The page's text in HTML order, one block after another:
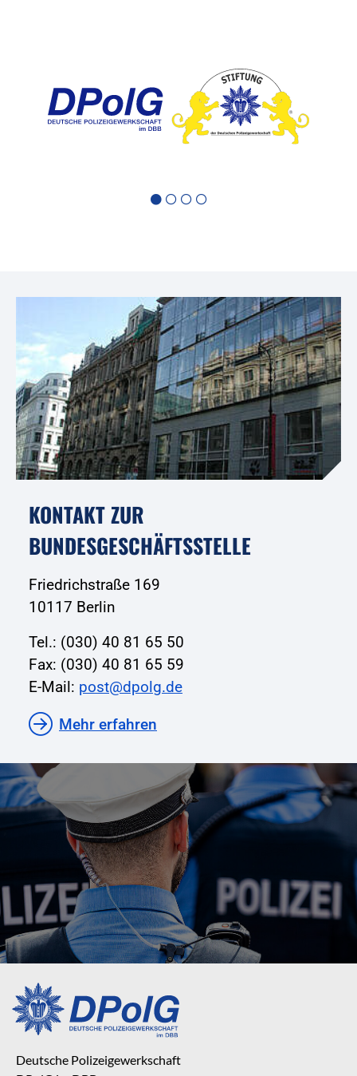
KONTAKT ZUR
BUNDESGESCHÄFTSSTELLE
Friedrichstraße 169
10117 Berlin
Tel.: (030) 40 81 65 50
Fax: (030) 40 81 65 59
E-Mail: post@dpolg.de
Mehr erfahren
Deutsche Polizeigewerkschaft